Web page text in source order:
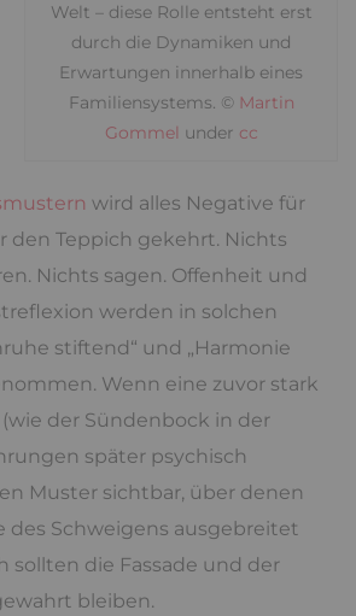
Welt – diese Rolle entsteht erst
durch die Dynamiken und
Erwartungen innerhalb eines
Familiensystems. © Martin
Gommel under cc
wird alles Negative für
den Teppich gekehrt. Nichts
Nichts sagen. Offenheit und
werden in solchen
stiftend“ und „Harmonie
Wenn eine zuvor stark
der Sündenbock in der
später psychisch
Muster sichtbar, über denen
des Schweigens ausgebreitet
sollten die Fassade und der
bleiben.